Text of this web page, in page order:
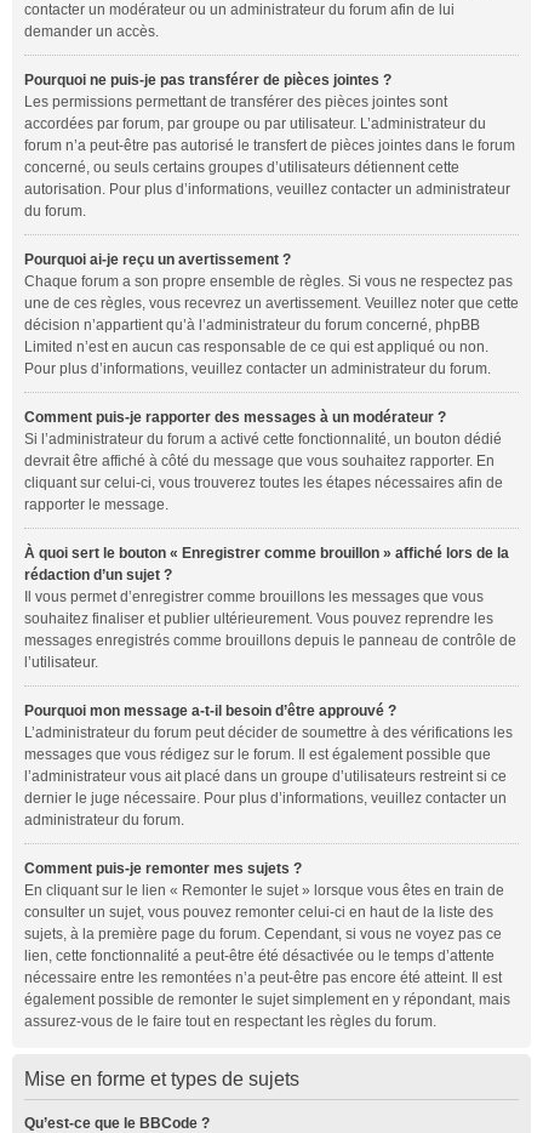
contacter un modérateur ou un administrateur du forum afin de lui
demander un accès.
Pourquoi ne puis-je pas transférer de pièces jointes ?
Les permissions permettant de transférer des pièces jointes sont
accordées par forum, par groupe ou par utilisateur. L’administrateur du
forum n’a peut-être pas autorisé le transfert de pièces jointes dans le forum
concerné, ou seuls certains groupes d’utilisateurs détiennent cette
autorisation. Pour plus d’informations, veuillez contacter un administrateur
du forum.
Pourquoi ai-je reçu un avertissement ?
Chaque forum a son propre ensemble de règles. Si vous ne respectez pas
une de ces règles, vous recevrez un avertissement. Veuillez noter que cette
décision n’appartient qu’à l’administrateur du forum concerné, phpBB
Limited n’est en aucun cas responsable de ce qui est appliqué ou non.
Pour plus d’informations, veuillez contacter un administrateur du forum.
Comment puis-je rapporter des messages à un modérateur ?
Si l’administrateur du forum a activé cette fonctionnalité, un bouton dédié
devrait être affiché à côté du message que vous souhaitez rapporter. En
cliquant sur celui-ci, vous trouverez toutes les étapes nécessaires afin de
rapporter le message.
À quoi sert le bouton « Enregistrer comme brouillon » affiché lors de la
rédaction d’un sujet ?
Il vous permet d’enregistrer comme brouillons les messages que vous
souhaitez finaliser et publier ultérieurement. Vous pouvez reprendre les
messages enregistrés comme brouillons depuis le panneau de contrôle de
l’utilisateur.
Pourquoi mon message a-t-il besoin d’être approuvé ?
L’administrateur du forum peut décider de soumettre à des vérifications les
messages que vous rédigez sur le forum. Il est également possible que
l’administrateur vous ait placé dans un groupe d’utilisateurs restreint si ce
dernier le juge nécessaire. Pour plus d’informations, veuillez contacter un
administrateur du forum.
Comment puis-je remonter mes sujets ?
En cliquant sur le lien « Remonter le sujet » lorsque vous êtes en train de
consulter un sujet, vous pouvez remonter celui-ci en haut de la liste des
sujets, à la première page du forum. Cependant, si vous ne voyez pas ce
lien, cette fonctionnalité a peut-être été désactivée ou le temps d’attente
nécessaire entre les remontées n’a peut-être pas encore été atteint. Il est
également possible de remonter le sujet simplement en y répondant, mais
assurez-vous de le faire tout en respectant les règles du forum.
Mise en forme et types de sujets
Qu’est-ce que le BBCode ?